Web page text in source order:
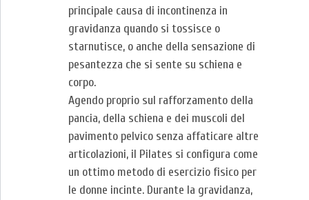
principale causa di incontinenza in
gravidanza quando si tossisce o
starnutisce, o anche della sensazione di
pesantezza che si sente su schiena e
corpo.
Agendo proprio sul rafforzamento della
pancia, della schiena e dei muscoli del
pavimento pelvico senza affaticare altre
articolazioni, il Pilates si configura come
un ottimo metodo di esercizio fisico per
le donne incinte. Durante la gravidanza,